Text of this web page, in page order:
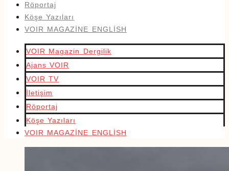
Röportaj
Köşe Yazıları
VOIR MAGAZİNE ENGLİSH
VOIR Magazin Dergilik
Ajans VOIR
VOIR TV
İletişim
Röportaj
Köşe Yazıları
VOIR MAGAZİNE ENGLİSH